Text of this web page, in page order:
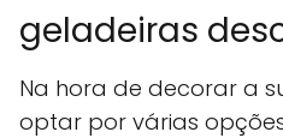
geladeiras
Na hora de decorar a
optar por várias